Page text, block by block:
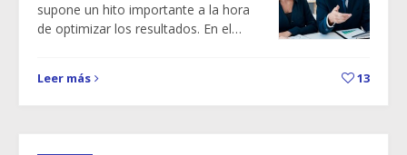
supone un hito importante a la hora
de optimizar los resultados. En el…
Leer más 13